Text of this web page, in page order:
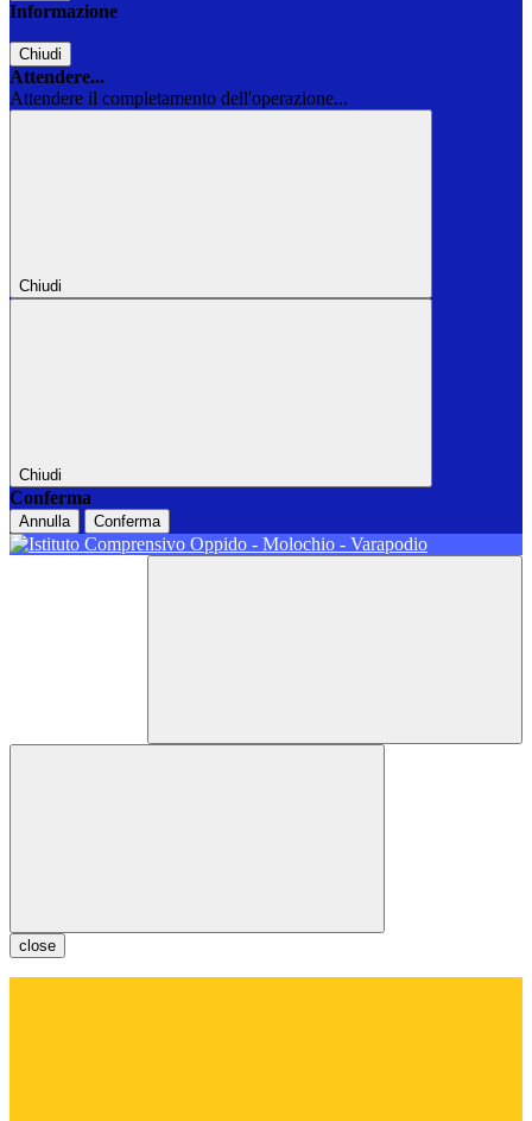
Informazione
Chiudi
Attendere...
Attendere il completamento dell'operazione...
Chiudi
Chiudi
Conferma
Annulla Conferma
close